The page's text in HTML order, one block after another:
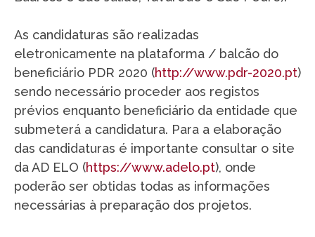
As candidaturas são realizadas
eletronicamente na plataforma / balcão do
beneficiário PDR 2020 (http://www.pdr-2020.pt)
sendo necessário proceder aos registos
prévios enquanto beneficiário da entidade que
submeterá a candidatura. Para a elaboração
das candidaturas é importante consultar o site
da AD ELO (https://www.adelo.pt), onde
poderão ser obtidas todas as informações
necessárias à preparação dos projetos.